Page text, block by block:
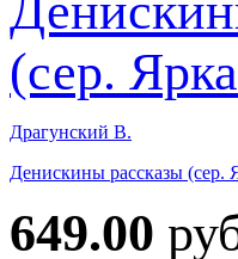
Драгунский В.
Денискины рассказы (сер.
649.00